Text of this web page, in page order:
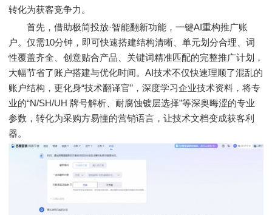
转化为获客竞争力。
首先，借助极简投放·智能翻新功能，一键AI重构推广账
户。仅需10分钟，即可快速搭建结构清晰、单元划分合理、词
性覆盖齐全、创意贴合产品、关键词精准匹配的完整推广计划，
大幅节省了账户搭建与优化时间。AI技术不仅快速理顺了混乱的
账户结构，更化身“技术翻译官”，深度学习企业技术资料，将专
业的“N/SH/UH 牌号解析、耐腐蚀镀层选择”等深奥晦涩的专业
参数，转化为采购方易懂的营销语言，让技术文档变成获客利
器。